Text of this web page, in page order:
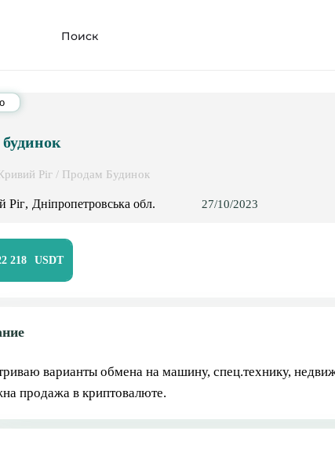
Ріг / Продам Будинок
Ріг Дніпропетровська обл. 27/10/2023
218
варианты обмена на машину, спец.технику,
продажа в криптовалюте.